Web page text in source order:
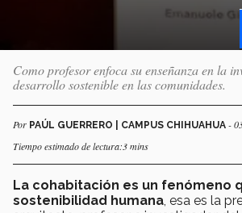
Como profesor enfoca su enseñanza en la
desarrollo sostenible en las comunidades.
Por PAÚL GUERRERO | CAMPUS CHIHUAHUA -
Tiempo estimado de lectura:3 mins
La cohabitación es un fenómeno
sostenibilidad humana , esa es la